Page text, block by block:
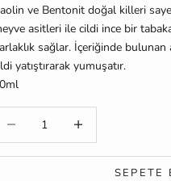
ve Bentonit doğal killeri
asitleri ile cildi ince bir
sağlar. İçeriğinde bulunan
yatıştırarak yumuşatır.
SEPETE